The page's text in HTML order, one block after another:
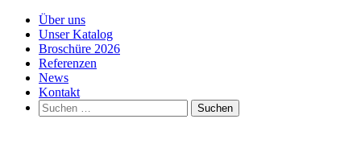
Über uns
Unser Katalog
Broschüre 2026
Referenzen
News
Kontakt
Suchen
nach: